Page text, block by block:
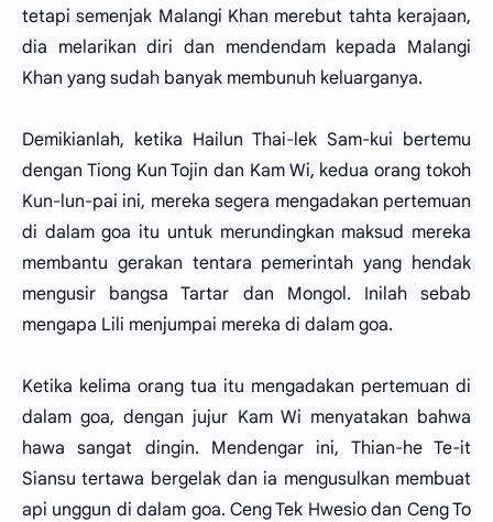
tetapi semenjak Malangi Khan merebut tahta kerajaan,
dia melarikan diri dan mendendam kepada Malangi
Khan yang sudah banyak membunuh keluarganya.
Demikianlah, ketika Hailun Thai-lek Sam-kui bertemu
dengan Tiong Kun Tojin dan Kam Wi, kedua orang tokoh
Kun-lun-pai ini, mereka segera mengadakan pertemuan
di dalam goa itu untuk merundingkan maksud mereka
membantu gerakan tentara pemerintah yang hendak
mengusir bangsa Tartar dan Mongol. Inilah sebab
mengapa Lili menjumpai mereka di dalam goa.
Ketika kelima orang tua itu mengadakan pertemuan di
dalam goa, dengan jujur Kam Wi menyatakan bahwa
hawa sangat dingin. Mendengar ini, Thian-he Te-it
Siansu tertawa bergelak dan ia mengusulkan membuat
api unggun di dalam goa. Ceng Tek Hwesio dan Ceng To